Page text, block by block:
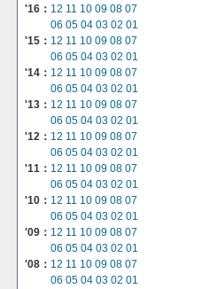
'16： 12 11 10 09 08 07
06 05 04 03 02 01
'15： 12 11 10 09 08 07
06 05 04 03 02 01
'14： 12 11 10 09 08 07
06 05 04 03 02 01
'13： 12 11 10 09 08 07
06 05 04 03 02 01
'12： 12 11 10 09 08 07
06 05 04 03 02 01
'11： 12 11 10 09 08 07
06 05 04 03 02 01
'10： 12 11 10 09 08 07
06 05 04 03 02 01
'09： 12 11 10 09 08 07
06 05 04 03 02 01
'08： 12 11 10 09 08 07
06 05 04 03 02 01